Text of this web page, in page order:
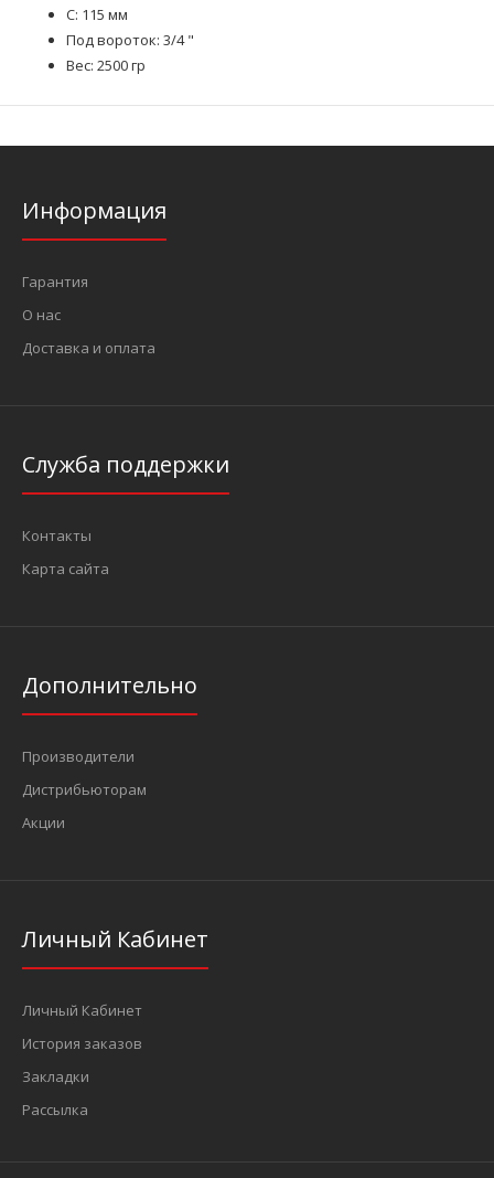
C: 115 мм
Под вороток: 3/4 "
Вес: 2500 гр
Информация
Гарантия
О нас
Доставка и оплата
Служба поддержки
Контакты
Карта сайта
Дополнительно
Производители
Дистрибьюторам
Акции
Личный Кабинет
Личный Кабинет
История заказов
Закладки
Рассылка